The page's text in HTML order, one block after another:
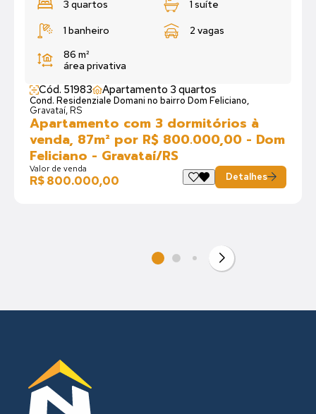
3 quartos 1 suíte
1 banheiro
2 vagas
86 m²
área privativa
Cód. 51983 Apartamento 3 quartos
Cond. Residenziale Domani no bairro Dom Feliciano,
Gravataí, RS
Apartamento com 3 dormitórios à
venda, 87m² por R$ 800.000,00 - Dom
Feliciano - Gravataí/RS
Valor de venda
R$ 800.000,00 Detalhes